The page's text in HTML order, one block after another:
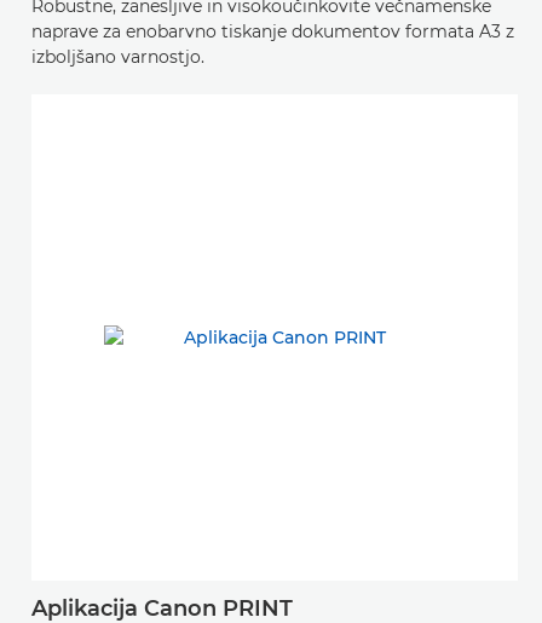
Robustne, zanesljive in visokoučinkovite večnamenske
naprave za enobarvno tiskanje dokumentov formata A3 z
izboljšano varnostjo.
Aplikacija Canon PRINT